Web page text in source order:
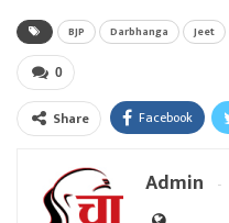
BJP Darbhanga Jeet
0
Share Facebook
Admin